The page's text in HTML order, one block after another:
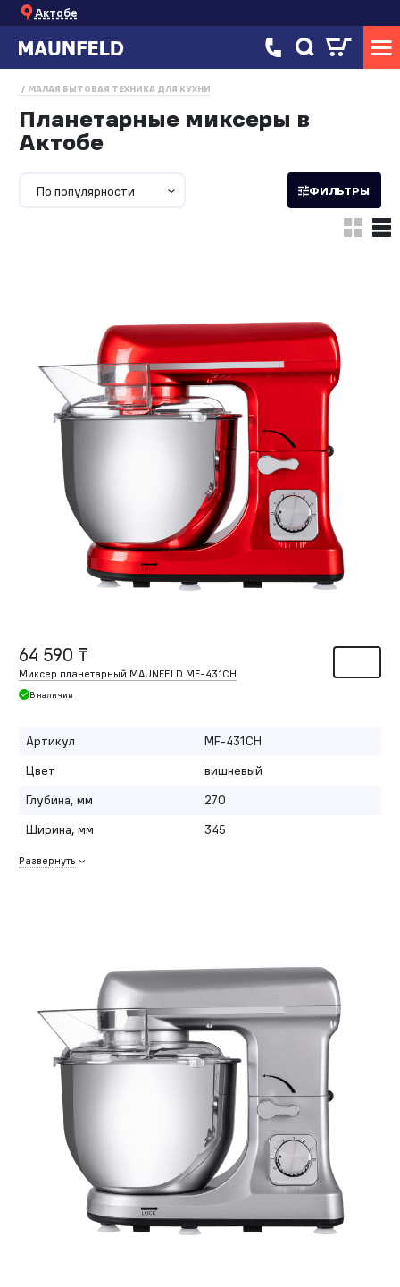
Актобе
МАЛАЯ БЫТОВАЯ ТЕХНИКА ДЛЯ КУХНИ
Планетарные миксеры в
Актобе
По популярности ФИЛЬТРЫ
64 590 ₸
Миксер планетарный MAUNFELD MF-431CH
В наличии
Артикул
MF-431CH
Цвет
вишневый
Глубина, мм
270
Ширина, мм
345
Развернуть